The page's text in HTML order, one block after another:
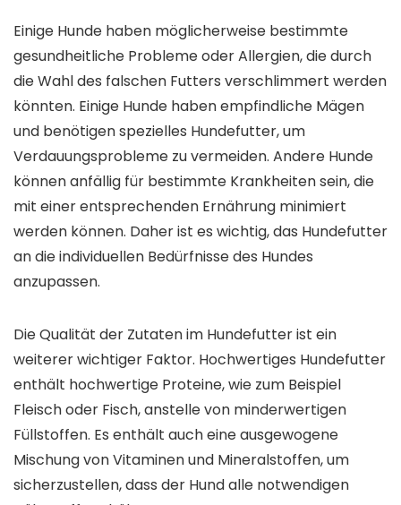
Einige Hunde haben möglicherweise bestimmte
gesundheitliche Probleme oder Allergien, die durch
die Wahl des falschen Futters verschlimmert werden
könnten. Einige Hunde haben empfindliche Mägen
und benötigen spezielles Hundefutter, um
Verdauungsprobleme zu vermeiden. Andere Hunde
können anfällig für bestimmte Krankheiten sein, die
mit einer entsprechenden Ernährung minimiert
werden können. Daher ist es wichtig, das Hundefutter
an die individuellen Bedürfnisse des Hundes
anzupassen.
Die Qualität der Zutaten im Hundefutter ist ein
weiterer wichtiger Faktor. Hochwertiges Hundefutter
enthält hochwertige Proteine, wie zum Beispiel
Fleisch oder Fisch, anstelle von minderwertigen
Füllstoffen. Es enthält auch eine ausgewogene
Mischung von Vitaminen und Mineralstoffen, um
sicherzustellen, dass der Hund alle notwendigen